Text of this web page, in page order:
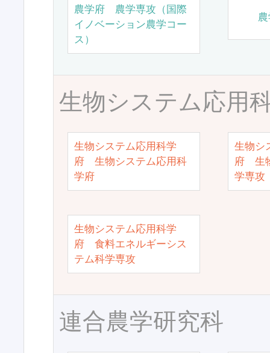
農学府 農学専攻（国際
イノベーション農学コー
ス）
生物システム応用
生物システム応用科学
府 生物システム応用科
学府
生物シ
府 生
学専攻
生物システム応用科学
府 食料エネルギーシス
テム科学専攻
連合農学研究科